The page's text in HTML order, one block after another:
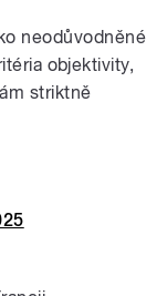
neodůvodněné
objektivity,
striktně